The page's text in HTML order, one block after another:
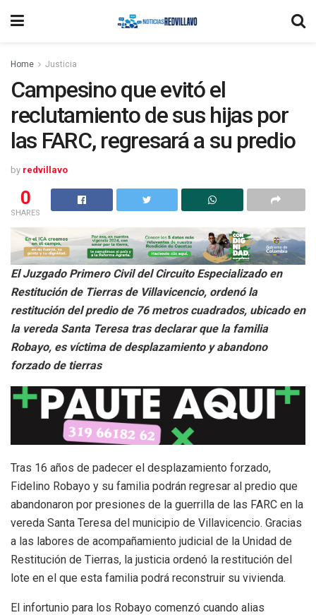
Home Justicia
Campesino que evitó el
reclutamiento de sus hijas por
las FARC, regresará a su predio
by redvillavo
0
SHARES
El Juzgado Primero Civil del Circuito Especializado en
Restitución de Tierras de Villavicencio, ordenó la
restitución del predio de 76 metros cuadrados, ubicado en
la vereda Santa Teresa tras declarar que la familia
Robayo, es víctima de desplazamiento y abandono
forzado de tierras
Tras 16 años de padecer el desplazamiento forzado,
Fidelino Robayo y su familia podrán regresar al predio que
abandonaron por presiones de la guerrilla de las FARC en la
vereda Santa Teresa del municipio de Villavicencio. Gracias
a las labores de acompañamiento judicial de la Unidad de
Restitución de Tierras, la justicia ordenó la restitución del
lote en el que esta familia podrá reconstruir su vivienda.
El infortunio para los Robayo comenzó cuando alias